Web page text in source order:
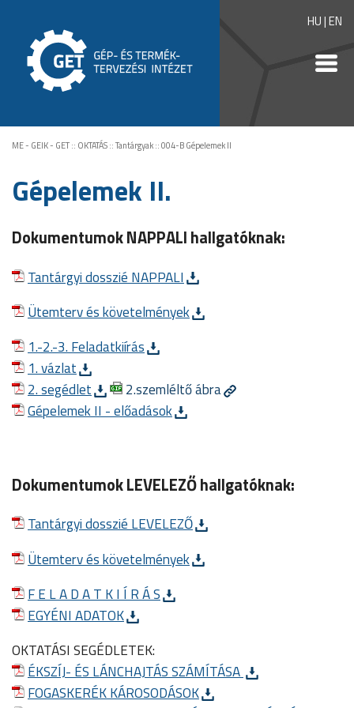
HU|EN
ME - GEIK - GET:: OKTATÁS::Tantárgyak::004-B Gépelemek II
Gépelemek II.
Dokumentumok NAPPALI hallgatóknak:
Tantárgyi dosszié NAPPALI
Ütemterv és követelmények
1.-2.-3. Feladatkiírás
1. vázlat
2. segédlet
2.szemléltő ábra
Gépelemek II - előadások
Dokumentumok LEVELEZŐ hallgatóknak:
Tantárgyi dosszié LEVELEZŐ
Ütemterv és követelmények
F E L A D A T K I Í R Á S
EGYÉNI ADATOK
OKTATÁSI SEGÉDLETEK:
ÉKSZÍJ- ÉS LÁNCHAJTÁS SZÁMÍTÁSA
FOGASKERÉK KÁROSODÁSOK